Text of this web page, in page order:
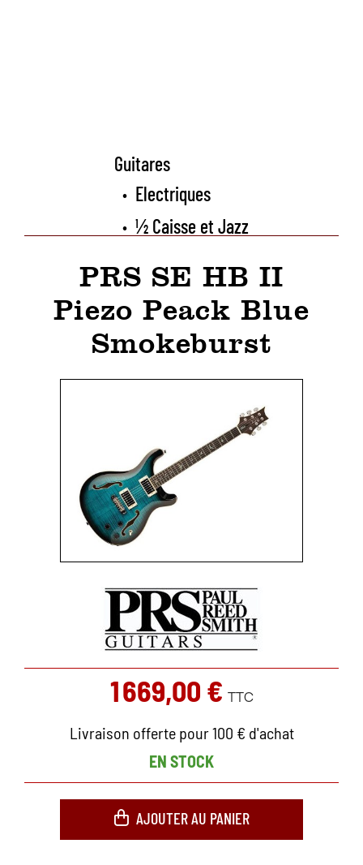
Guitares
• Electriques
• ½ Caisse et Jazz
PRS SE HB II
Piezo Peack Blue
Smokeburst
1 669,00 € TTC
Livraison offerte pour 100 € d'achat
EN STOCK
AJOUTER AU PANIER